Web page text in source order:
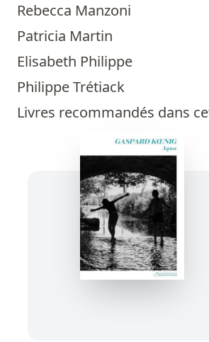
Rebecca Manzoni
Patricia Martin
Elisabeth Philippe
Philippe Trétiack
Livres recommandés dans
Livres les plus
Prix littéraires